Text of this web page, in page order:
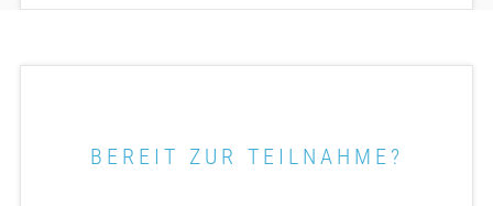
BEREIT ZUR TEILNAHME?